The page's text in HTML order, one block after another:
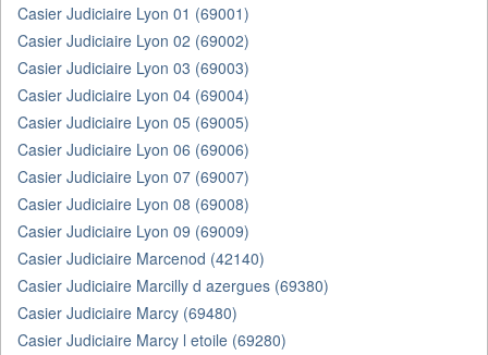
Casier Judiciaire Lyon 01 (69001)
Casier Judiciaire Lyon 02 (69002)
Casier Judiciaire Lyon 03 (69003)
Casier Judiciaire Lyon 04 (69004)
Casier Judiciaire Lyon 05 (69005)
Casier Judiciaire Lyon 06 (69006)
Casier Judiciaire Lyon 07 (69007)
Casier Judiciaire Lyon 08 (69008)
Casier Judiciaire Lyon 09 (69009)
Casier Judiciaire Marcenod (42140)
Casier Judiciaire Marcilly d azergues (69380)
Casier Judiciaire Marcy (69480)
Casier Judiciaire Marcy l etoile (69280)